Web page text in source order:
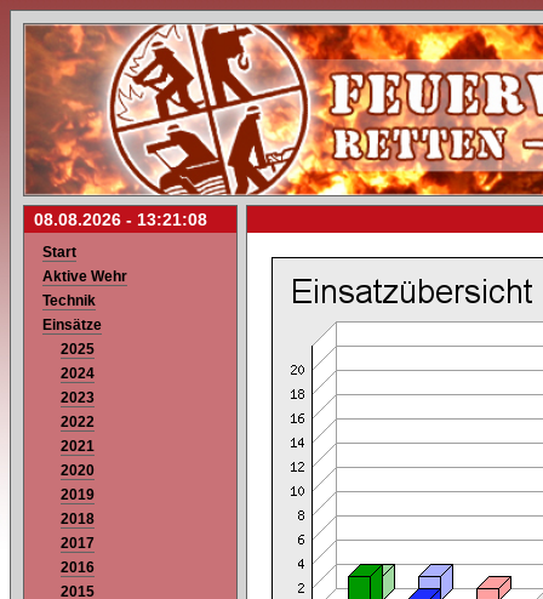
08.08.2026 - 13:21:08
Start
Aktive Wehr
Technik
Einsätze
2025
2024
2023
2022
2021
2020
2019
2018
2017
2016
2015